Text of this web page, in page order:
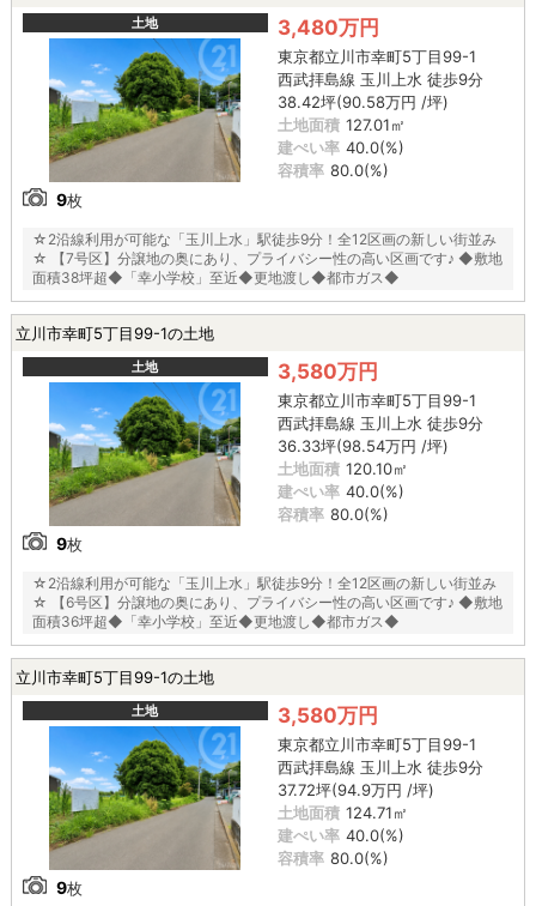
土地
9枚
3,480万円
東京都立川市幸町5丁目99-1
西武拝島線 玉川上水 徒歩9分
38.42坪(90.58万円 /坪)
土地面積 127.01㎡
建ぺい率 40.0(%)
容積率 80.0(%)
☆2沿線利用が可能な「玉川上水」駅徒歩9分！全12区画の新しい街並み
☆ 【7号区】分譲地の奥にあり、プライバシー性の高い区画です♪ ◆敷地
面積38坪超◆「幸小学校」至近◆更地渡し◆都市ガス◆
立川市幸町5丁目99-1の土地
土地
9枚
3,580万円
東京都立川市幸町5丁目99-1
西武拝島線 玉川上水 徒歩9分
36.33坪(98.54万円 /坪)
土地面積 120.10㎡
建ぺい率 40.0(%)
容積率 80.0(%)
☆2沿線利用が可能な「玉川上水」駅徒歩9分！全12区画の新しい街並み
☆ 【6号区】分譲地の奥にあり、プライバシー性の高い区画です♪ ◆敷地
面積36坪超◆「幸小学校」至近◆更地渡し◆都市ガス◆
立川市幸町5丁目99-1の土地
土地
9枚
3,580万円
東京都立川市幸町5丁目99-1
西武拝島線 玉川上水 徒歩9分
37.72坪(94.9万円 /坪)
土地面積 124.71㎡
建ぺい率 40.0(%)
容積率 80.0(%)